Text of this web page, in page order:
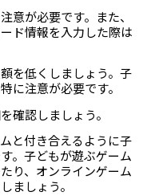
意が必要です。また、
ド情報を入力した際は
を低くしましょう。子
に注意が必要です。
確認しましょう。
と付き合えるように子
。子どもが遊ぶゲーム
り、オンラインゲーム
ましょう。